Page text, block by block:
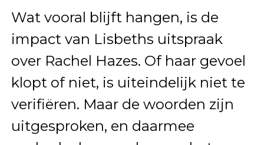
Wat vooral blijft hangen, is de
impact van Lisbeths uitspraak
over Rachel Hazes. Of haar gevoel
klopt of niet, is uiteindelijk niet te
verifiëren. Maar de woorden zijn
uitgesproken, en daarmee